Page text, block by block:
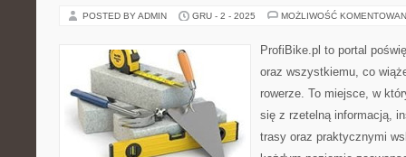
POSTED BY ADMIN GRU - 2 - 2025 MOŻLIWOŚĆ
ProfiBike.pl to portal
oraz wszystkiemu, co
rowerze. To miejsce, w
się z rzetelną informacją,
trasy oraz praktycznymi